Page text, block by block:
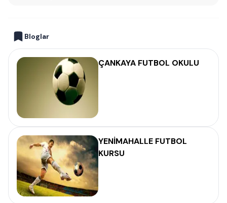
Bloglar
ÇANKAYA FUTBOL OKULU
YENİMAHALLE FUTBOL
KURSU